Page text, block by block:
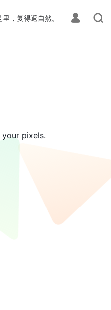
里，复得返自然。
pixels.